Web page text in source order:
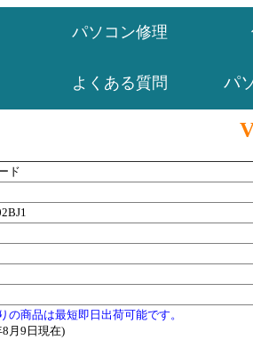
パソコン修理
よくある質問 パ
ド
の商品は最短即日出荷可能です。
8月9日現在)